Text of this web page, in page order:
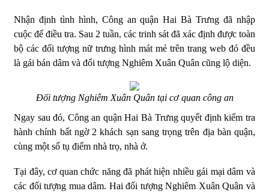
Nhận định tình hình, Công an quận Hai Bà Trưng đã nhập
cuộc để điều tra. Sau 2 tuần, các trinh sát đã xác định được toàn
bộ các đối tượng nữ trưng hình mát mẻ trên trang web đó đều
là gái bán dâm và đối tượng Nghiêm Xuân Quân cũng lộ diện.
Đối tượng Nghiêm Xuân Quân tại cơ quan công an
Ngay sau đó, Công an quận Hai Bà Trưng quyết định kiểm tra
hành chính bất ngờ 2 khách sạn sang trọng trên địa bàn quận,
cùng một số tụ điểm nhà trọ, nhà ở.
Tại đây, cơ quan chức năng đã phát hiện nhiều gái mại dâm và
các đối tượng mua dâm. Hai đối tượng Nghiêm Xuân Quân và